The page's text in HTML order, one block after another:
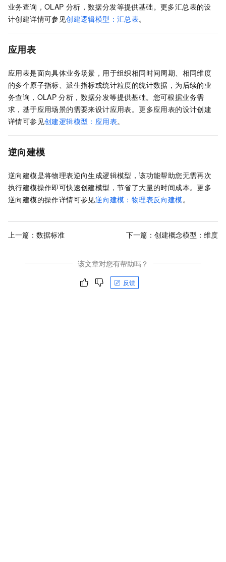
业务查询，OLAP 分析，数据分发等提供基础。更多汇总表的设
计创建详情可参见创建逻辑模型：汇总表。
应用表
应用表是面向具体业务场景，用于组织相同时间周期、相同维度
的多个原子指标、派生指标或统计粒度的统计数据，为后续的业
务查询，OLAP 分析，数据分发等提供基础。您可根据业务需
求，基于应用场景的需要来设计应用表。更多应用表的设计创建
详情可参见创建逻辑模型：应用表。
逆向建模
逆向建模是将物理表逆向生成逻辑模型，该功能帮助您无需再次
执行建模操作即可快速创建模型，节省了大量的时间成本。更多
逆向建模的操作详情可参见逆向建模：物理表反向建模。
上一篇： 数据标准 下一篇： 创建概念模型：维度
该文章对您有帮助吗？
反馈